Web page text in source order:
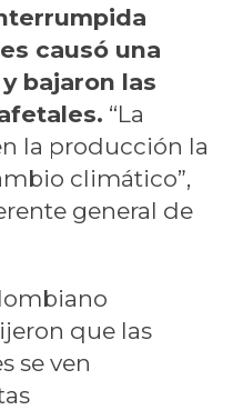
causó una
bajaron las
“La
la producción la
climático”,
general de
que las
se ven